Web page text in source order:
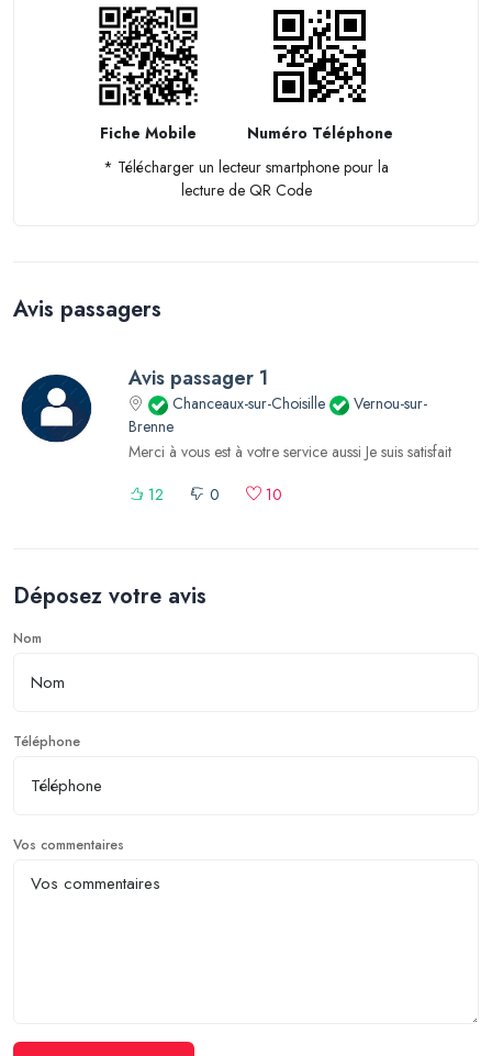
Fiche Mobile
Numéro Téléphone
* Télécharger un lecteur smartphone pour la
lecture de QR Code
Avis passagers
Avis passager 1
Chanceaux-sur-Choisille
Vernou-sur-
Brenne
Merci à vous est à votre service aussi Je suis satisfait
12
0 10
Déposez votre avis
Nom
Téléphone
Vos commentaires